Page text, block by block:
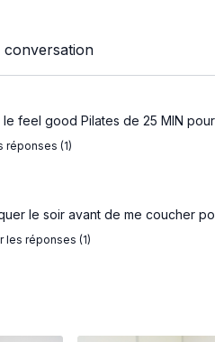
feel good Pilates de 25 MIN
réponses (1)
le soir avant de me coucher
les réponses (1)